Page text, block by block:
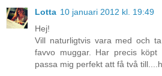
Lotta 10 januari 2012 kl. 19:49
Hej!
Vill naturligtvis vara med och
favvo muggar. Har precis
passa mig perfekt att få två